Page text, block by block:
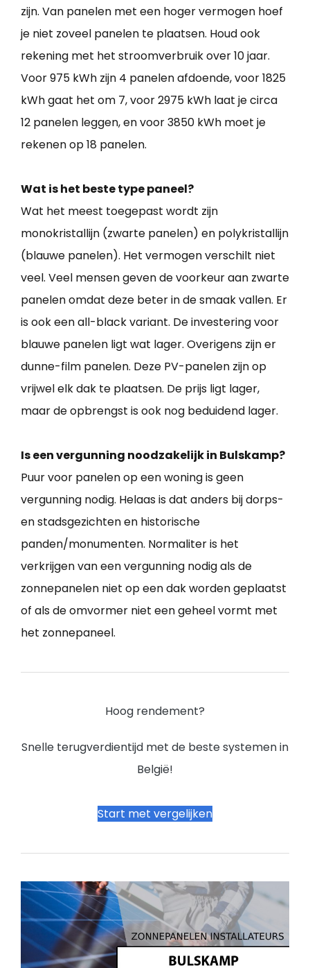
zijn. Van panelen met een hoger vermogen hoef
je niet zoveel panelen te plaatsen. Houd ook
rekening met het stroomverbruik over 10 jaar.
Voor 975 kWh zijn 4 panelen afdoende, voor 1825
kWh gaat het om 7, voor 2975 kWh laat je circa
12 panelen leggen, en voor 3850 kWh moet je
rekenen op 18 panelen.
Wat is het beste type paneel?
Wat het meest toegepast wordt zijn
monokristallijn (zwarte panelen) en polykristallijn
(blauwe panelen). Het vermogen verschilt niet
veel. Veel mensen geven de voorkeur aan zwarte
panelen omdat deze beter in de smaak vallen. Er
is ook een all-black variant. De investering voor
blauwe panelen ligt wat lager. Overigens zijn er
dunne-film panelen. Deze PV-panelen zijn op
vrijwel elk dak te plaatsen. De prijs ligt lager,
maar de opbrengst is ook nog beduidend lager.
Is een vergunning noodzakelijk in Bulskamp?
Puur voor panelen op een woning is geen
vergunning nodig. Helaas is dat anders bij dorps-
en stadsgezichten en historische
panden/monumenten. Normaliter is het
verkrijgen van een vergunning nodig als de
zonnepanelen niet op een dak worden geplaatst
of als de omvormer niet een geheel vormt met
het zonnepaneel.
Hoog rendement?
Snelle terugverdientijd met de beste systemen in
België!
Start met vergelijken